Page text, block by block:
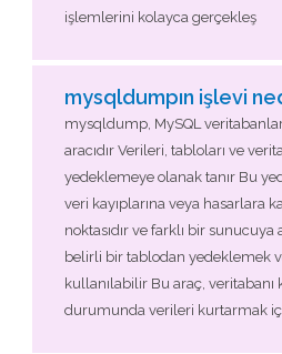
işlemlerini kolayca gerçekleş
mysqldumpın işlevi
mysqldump, MySQL
aracıdır Verileri, tabloları ve
yedeklemeye olanak tanır Bu
veri kayıplarına veya hasarlara
noktasıdır ve farklı bir
belirli bir tablodan yedeklemek
kullanılabilir Bu araç, veritabanı
durumunda verileri kurtarmak